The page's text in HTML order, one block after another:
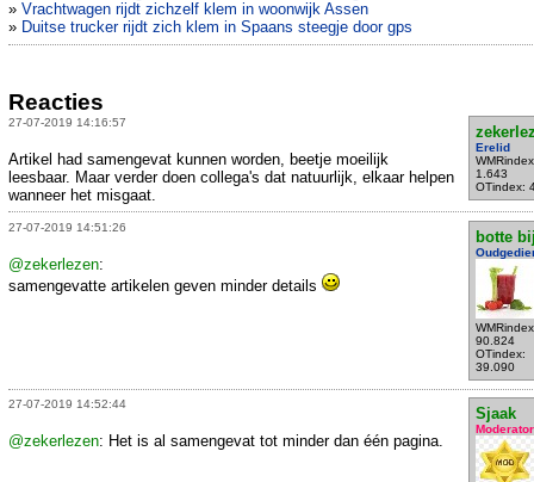
» Vrachtwagen rijdt zichzelf klem in woonwijk Assen
» Duitse trucker rijdt zich klem in Spaans steegje door gps
Reacties
27-07-2019 14:16:57
Erelid
1.643
OTindex:
Artikel had samengevat kunnen worden, beetje moeilijk
leesbaar. Maar verder doen collega's dat natuurlijk, elkaar helpen
wanneer het misgaat.
27-07-2019 14:51:26
botte
90.824
OTindex:
39.090
@zekerlezen:
samengevatte artikelen geven minder details
27-07-2019 14:52:44
Sjaak
Moderator
@zekerlezen: Het is al samengevat tot minder dan één pagina.